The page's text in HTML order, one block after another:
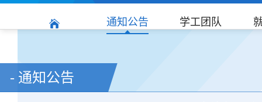
通知公告 学工团队
- 通知公告